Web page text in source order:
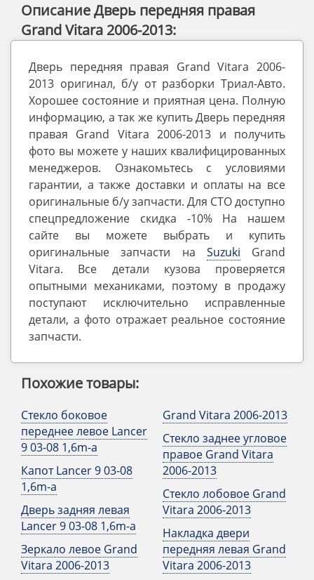
Описание Дверь передняя правая
Grand Vitara 2006-2013:
Дверь передняя правая Grand Vitara 2006-
2013 оригинал, б/у от разборки Триал-Авто.
Хорошее состояние и приятная цена. Полную
информацию, а так же купить Дверь передняя
правая Grand Vitara 2006-2013 и получить
фото вы можете у наших квалифицированных
менеджеров. Ознакомьтесь с условиями
гарантии, а также доставки и оплаты на все
оригинальные б/у запчасти. Для СТО доступно
спецпредложение скидка -10% На нашем
сайте вы можете выбрать и купить
оригинальные запчасти на Suzuki Grand
Vitara. Все детали кузова проверяется
опытными механиками, поэтому в продажу
поступают исключительно исправленные
детали, а фото отражает реальное состояние
запчасти.
Похожие товары:
Стекло боковое
переднее левое Lancer
9 03-08 1,6m-a
Капот Lancer 9 03-08
1,6m-a
Дверь задняя левая
Lancer 9 03-08 1,6m-a
Зеркало левое Grand
Vitara 2006-2013
Grand Vitara 2006-2013
Стекло заднее угловое
правое Grand Vitara
2006-2013
Стекло лобовое Grand
Vitara 2006-2013
Накладка двери
передняя левая Grand
Vitara 2006-2013